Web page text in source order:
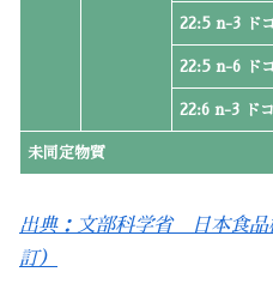
22:5 n-3 ド
22:5 n-6 ド
22:6 n-3 ド
未同定物質
出典：文部科学省 日本食品
訂）